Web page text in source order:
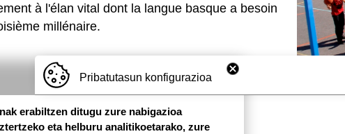
à l'élan vital dont la langue basque a besoin
millénaire.
Pribatutasun konfigurazioa
erabiltzen ditugu zure nabigazioa
eta helburu analitikoetarako, zure